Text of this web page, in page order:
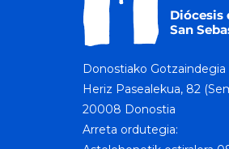
Donostiako Gotzaindegia
Heriz Pasealekua, 82
20008 Donostia
Arreta ordutegia: